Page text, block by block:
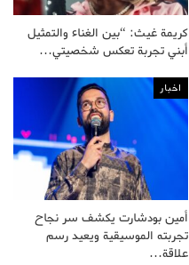
كريمة غيث: “بين الغناء والتمثيل
أبني تجربة تعكس شخصيتي…
اخبار
أمين بودشارت يكشف سر نجاح
تجربته الموسيقية ويعيد رسم
علاقة…